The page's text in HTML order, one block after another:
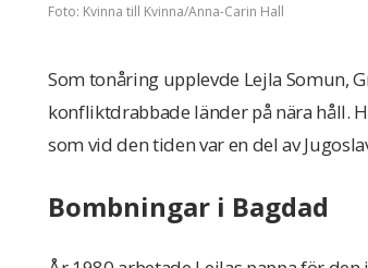
Foto: Kvinna till Kvinna/Anna-Carin Hall
Som tonåring upplevde Lejla Somun,
konfliktdrabbade länder på nära håll.
som vid den tiden var en del av
Bombningar i Bagdad